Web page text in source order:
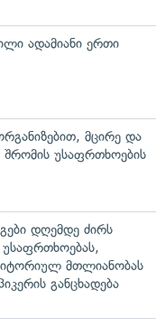
ადამიანი ერთი
მცირე და
შრომის უსაფრთხოების
დღემდე ძირს
მთლიანობას
განცხადება